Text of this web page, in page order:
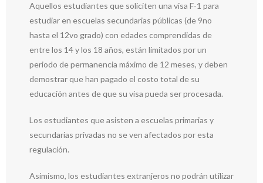
Aquellos estudiantes que soliciten una visa F-1 para
estudiar en escuelas secundarias públicas (de 9no
hasta el 12vo grado) con edades comprendidas de
entre los 14 y los 18 años, están limitados por un
periodo de permanencia máximo de 12 meses, y deben
demostrar que han pagado el costo total de su
educación antes de que su visa pueda ser procesada.
Los estudiantes que asisten a escuelas primarias y
secundarias privadas no se ven afectados por esta
regulación.
Asimismo, los estudiantes extranjeros no podrán utilizar